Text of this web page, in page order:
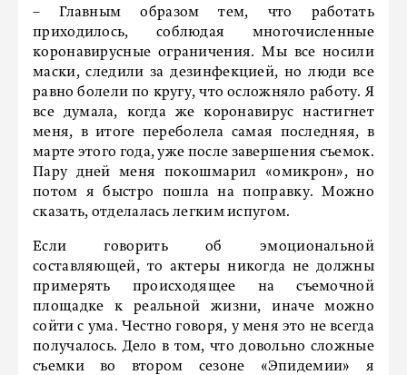
– Главным образом тем, что работать
приходилось, соблюдая многочисленные
коронавирусные ограничения. Мы все носили
маски, следили за дезинфекцией, но люди все
равно болели по кругу, что осложняло работу. Я
все думала, когда же коронавирус настигнет
меня, в итоге переболела самая последняя, в
марте этого года, уже после завершения съемок.
Пару дней меня покошмарил «омикрон», но
потом я быстро пошла на поправку. Можно
сказать, отделалась легким испугом.
Если говорить об эмоциональной
составляющей, то актеры никогда не должны
примерять происходящее на съемочной
площадке к реальной жизни, иначе можно
сойти с ума. Честно говоря, у меня это не всегда
получалось. Дело в том, что довольно сложные
съемки во втором сезоне «Эпидемии» я